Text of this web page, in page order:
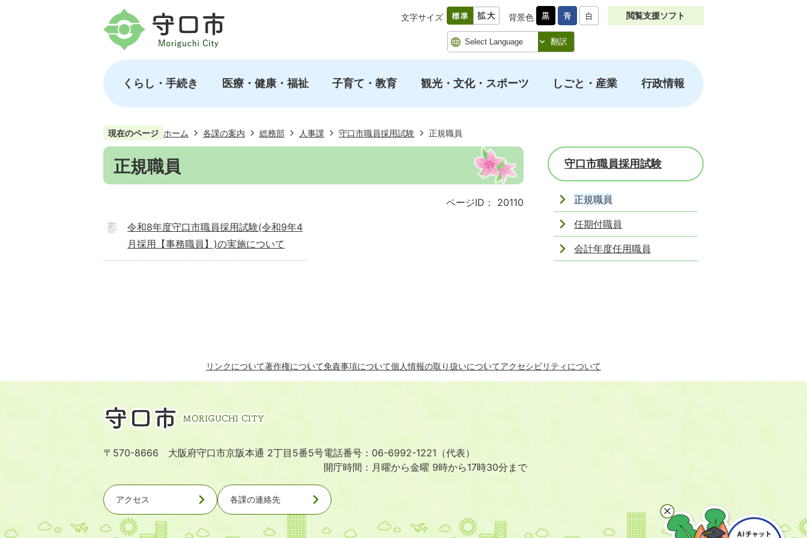
文字サイズ 背景色 閲覧支援ソフト
翻訳
くらし・手続き 医療・健康・福祉 子育て・教育 観光・文化・スポーツ しごと・産業 行政情報
現在のページ ホーム 各課の案内 総務部 人事課 守口市職員採用試験 正規職員
正規職員
ページID： 20110
令和8年度守口市職員採用試験(令和9年4
月採用【事務職員】)の実施について
守口市職員採用試験
正規職員
任期付職員
会計年度任用職員
リンクについて著作権について免責事項について個人情報の取り扱いについてアクセシビリティについて
〒570-8666 大阪府守口市京阪本通 2丁目5番5号電話番号：06-6992-1221（代表）
開庁時間：月曜から金曜 9時から17時30分まで
アクセス 各課の連絡先